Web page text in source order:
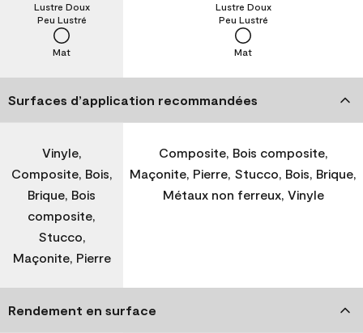
Mat
Peu Lustré
Lustre Doux
Mat
Peu Lustré
Lustre Doux
Surfaces d’application recommandées
Vinyle,
Composite, Bois,
Brique, Bois
composite,
Stucco,
Maçonite, Pierre
Composite, Bois composite,
Maçonite, Pierre, Stucco, Bois, Brique,
Métaux non ferreux, Vinyle
Rendement en surface